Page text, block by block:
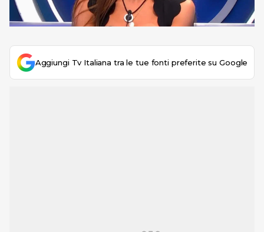
Aggiungi Tv Italiana tra le tue fonti preferite su Google